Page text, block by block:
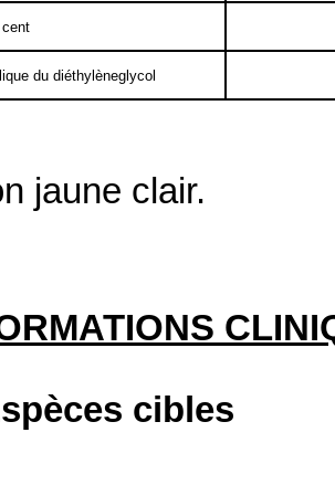
cent
du diéthylèneglycol
jaune clair.
cibles